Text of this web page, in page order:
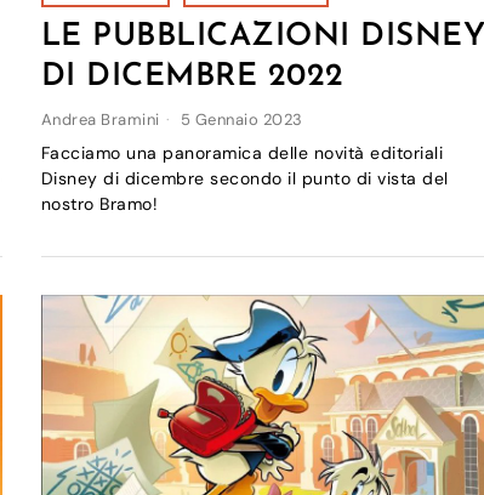
LE PUBBLICAZIONI DISNEY
DI DICEMBRE 2022
Andrea Bramini 5 Gennaio 2023
Facciamo una panoramica delle novità editoriali
Disney di dicembre secondo il punto di vista del
nostro Bramo!